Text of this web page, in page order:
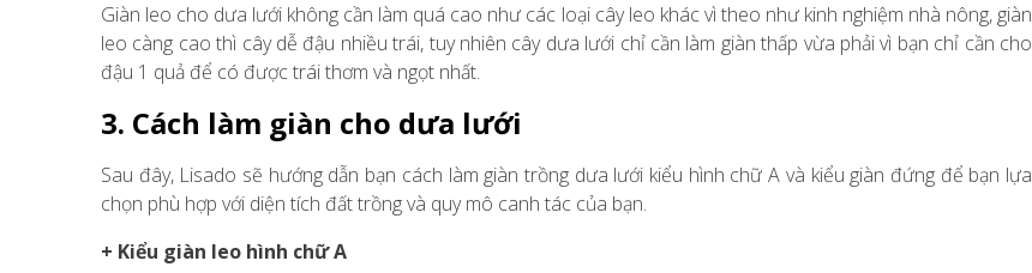
Giàn leo cho dưa lưới không cần làm quá cao như các loại cây leo khác vì theo như kinh nghiệm nhà nông, giàn
leo càng cao thì cây dễ đậu nhiều trái, tuy nhiên cây dưa lưới chỉ cần làm giàn thấp vừa phải vì bạn chỉ cần cho
đậu 1 quả để có được trái thơm và ngọt nhất.
3. Cách làm giàn cho dưa lưới
Sau đây, Lisado sẽ hướng dẫn bạn cách làm giàn trồng dưa lưới kiểu hình chữ A và kiểu giàn đứng để bạn lựa
chọn phù hợp với diện tích đất trồng và quy mô canh tác của bạn.
+ Kiểu giàn leo hình chữ A